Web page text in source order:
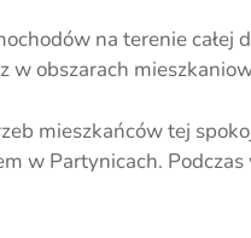
na terenie całej
obszarach
mieszkańców tej
w Partynicach.